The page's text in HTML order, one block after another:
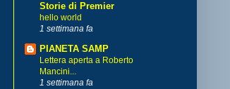
Storie di Premier
hello world
1 settimana fa
PIANETA SAMP
Lettera aperta a Roberto
Mancini...
1 settimana fa